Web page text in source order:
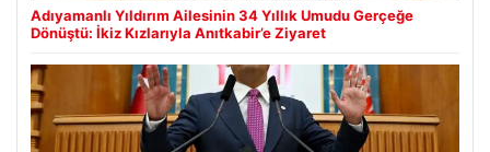
Adıyamanlı Yıldırım Ailesinin 34 Yıllık Umudu Gerçeğe
Dönüştü: İkiz Kızlarıyla Anıtkabir’e Ziyaret